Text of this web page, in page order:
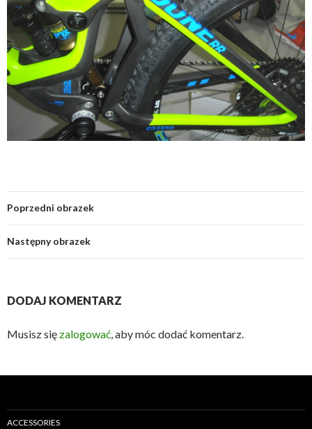
Poprzedni obrazek
Następny obrazek
DODAJ KOMENTARZ
Musisz się zalogować, aby móc dodać komentarz.
ACCESSORIES